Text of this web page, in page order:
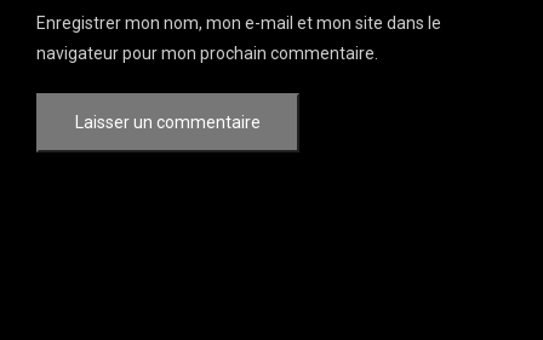
Enregistrer mon nom, mon e-mail et mon site dans le
navigateur pour mon prochain commentaire.